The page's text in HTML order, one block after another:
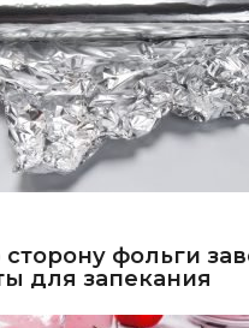
фольги
для запекания